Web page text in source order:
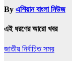
By এশিয়ান বাংলা নিউজ
এই ধরণের আরো খবর
জাতীয় নির্বাচিত সময়